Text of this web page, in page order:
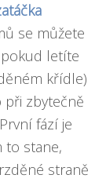
se můžete
letíte
křídle)
zbytečně
fází je
to stane,
straně